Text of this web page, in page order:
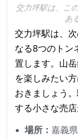
交力坪駅は、こ
あ
交力坪駅は、
なる8つのトン
置します。山
を楽しみたい
おきましょう
する小さな売
場所： 嘉義